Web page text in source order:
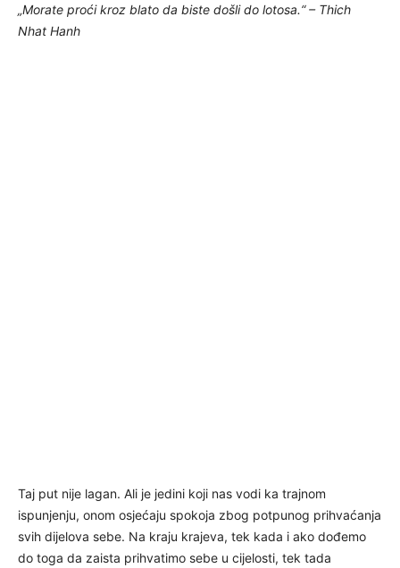
„Morate proći kroz blato da biste došli do lotosa.“ – Thich
Nhat Hanh
Taj put nije lagan. Ali je jedini koji nas vodi ka trajnom
ispunjenju, onom osjećaju spokoja zbog potpunog prihvaćanja
svih dijelova sebe. Na kraju krajeva, tek kada i ako dođemo
do toga da zaista prihvatimo sebe u cijelosti, tek tada